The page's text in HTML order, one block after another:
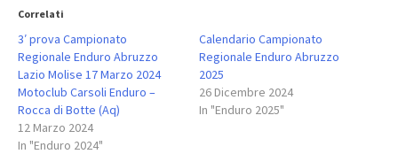
Correlati
3′ prova Campionato
Regionale Enduro Abruzzo
Lazio Molise 17 Marzo 2024
Motoclub Carsoli Enduro –
Rocca di Botte (Aq)
12 Marzo 2024
In "Enduro 2024"
Calendario Campionato
Regionale Enduro Abruzzo
2025
26 Dicembre 2024
In "Enduro 2025"